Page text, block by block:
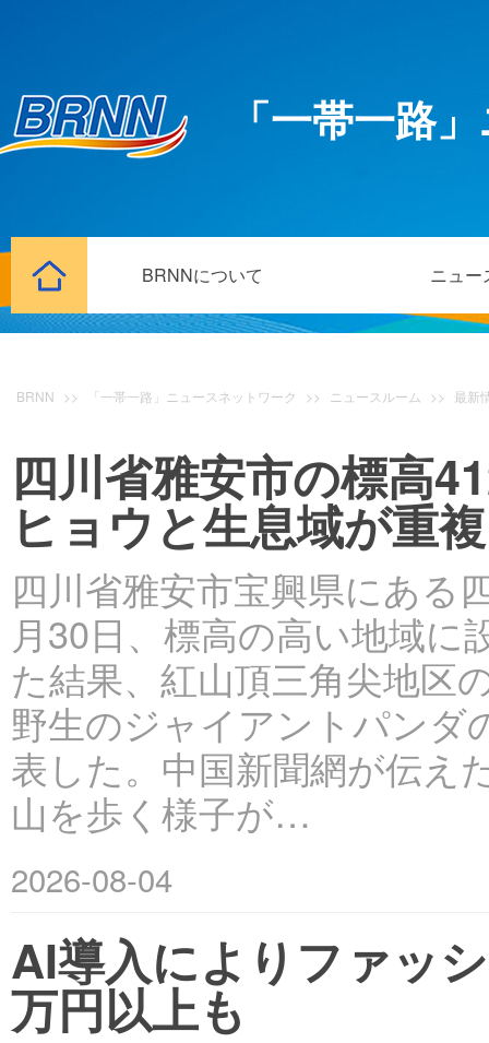
「一帯一路
BRNNについて ニュー
BRNN >> 「一帯一路」ニュースネットワーク >> ニュースルーム >> 最新
四川省雅安市の標高
ヒョウと生息域が重複
四川省雅安市宝興県にある
月30日、標高の高い地域
た結果、紅山頂三角尖地区
野生のジャイアントパンダ
表した。中国新聞網が伝え
山を歩く様子が…
2026-08-04
AI導入によりファッ
万円以上も